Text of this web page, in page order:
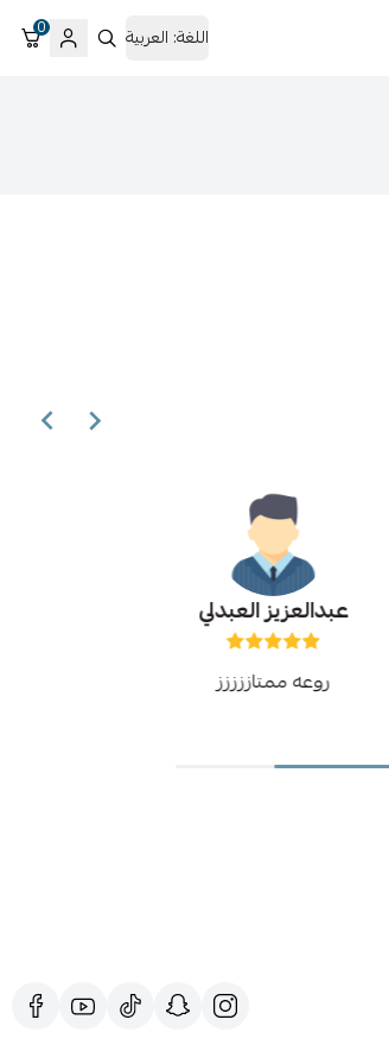
اللغة: العربية 0
عبدالعزيز العبدلي
روعه ممتاززززز